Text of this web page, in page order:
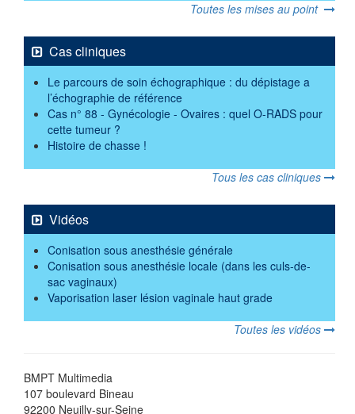
Toutes les mises au point
Cas cliniques
Le parcours de soin échographique : du dépistage a
l’échographie de référence
Cas n° 88 - Gynécologie - Ovaires : quel O-RADS pour
cette tumeur ?
Histoire de chasse !
Tous les cas cliniques
Vidéos
Conisation sous anesthésie générale
Conisation sous anesthésie locale (dans les culs-de-
sac vaginaux)
Vaporisation laser lésion vaginale haut grade
Toutes les vidéos
BMPT Multimedia
107 boulevard Bineau
92200 Neuilly-sur-Seine